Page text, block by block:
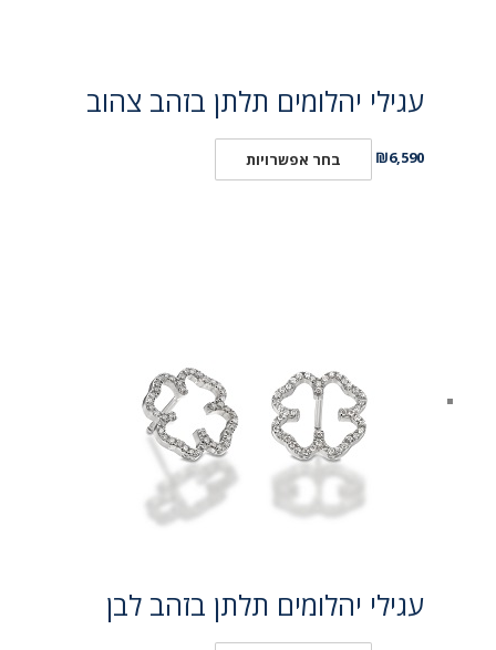
עגילי יהלומים תלתן בזהב צהוב
₪6,590 בחר אפשרויות
עגילי יהלומים תלתן בזהב לבן